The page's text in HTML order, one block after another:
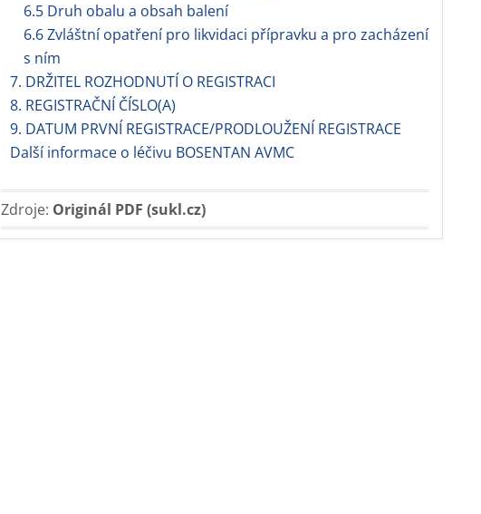
6.5 Druh obalu a obsah balení
6.6 Zvláštní opatření pro likvidaci přípravku a pro zacházení
s ním
7. DRŽITEL ROZHODNUTÍ O REGISTRACI
8. REGISTRAČNÍ ČÍSLO(A)
9. DATUM PRVNÍ REGISTRACE/PRODLOUŽENÍ REGISTRACE
Další informace o léčivu BOSENTAN AVMC
Zdroje: Originál PDF (sukl.cz)